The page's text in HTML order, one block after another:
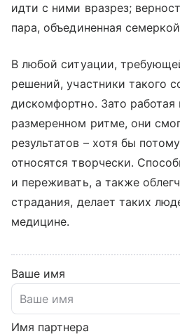
идти с ними вразрез;
пара, объединенная
В любой ситуации,
решений, участники такого
дискомфортно. Зато работая
размеренном ритме, они
результатов – хотя бы
относятся творчески.
и переживать, а также
страдания, делает таких
медицине.
Ваше имя
Имя партнера